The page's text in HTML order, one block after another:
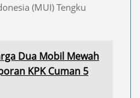
(MUI) Tengku
Dua Mobil Mewah
KPK Cuman 5